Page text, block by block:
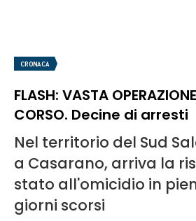
CRONACA
FLASH: VASTA
CORSO. Decine di arresti
Nel territorio del Sud
a Casarano, arriva la
stato all'omicidio in
giorni scorsi